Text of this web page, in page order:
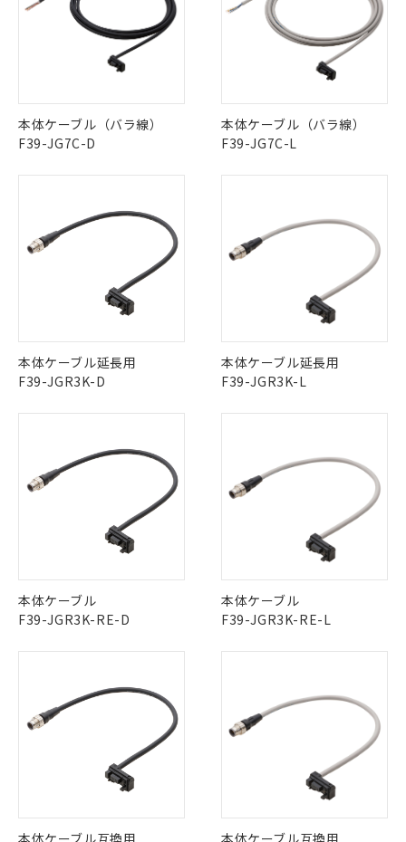
本体ケーブル（バラ線）
F39-JG7C-D
本体ケーブル（バラ線）
F39-JG7C-L
本体ケーブル延長用
F39-JGR3K-D
本体ケーブル延長用
F39-JGR3K-L
本体ケーブル
F39-JGR3K-RE-D
本体ケーブル
F39-JGR3K-RE-L
本体ケーブル互換用
本体ケーブル互換用
ご利用条件
以下の条件をお読みいただき、同意のうえ
ご利用ください。
本サービスは、当社制御機器事業取扱
※1 対応状況
対応予定：EU RoHS指令（10物質）の非含
有に対応した製品に切り替える予定のある
対応予定なし：EU RoHS指令（10物質）の
非含有に非対応の商品で、対応品を出す予
定はありません。
非含有の対応状況を調査中または確認中の
※1 中国RoHS○×表